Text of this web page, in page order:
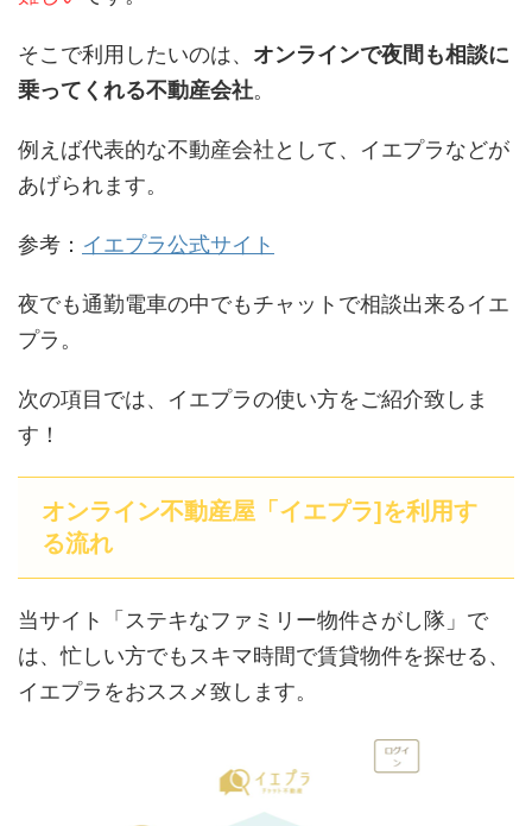
そこで利用したいのは、 オンラインで夜間も相談に
乗ってくれる不動産会社。
例えば代表的な不動産会社として、イエプラなどが
あげられます。
参考： イエプラ公式サイト
夜でも通勤電車の中でもチャットで相談出来るイエ
プラ。
次の項目では、イエプラの使い方をご紹介致しま
す！
オンライン不動産屋「イエプラ]を利用す
る流れ
当サイト「ステキなファミリー物件さがし隊」で
は、忙しい方でもスキマ時間で賃貸物件を探せる、
イエプラをおススメ致します。